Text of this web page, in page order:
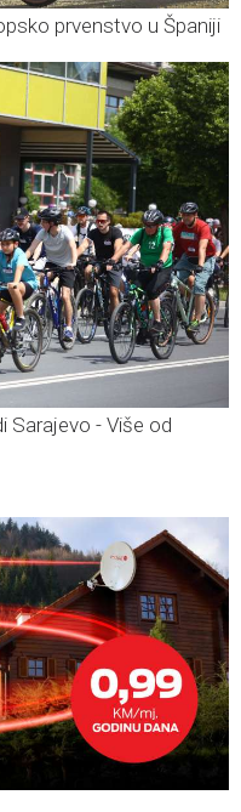
prvenstvo u Španiji
Sarajevo - Više od